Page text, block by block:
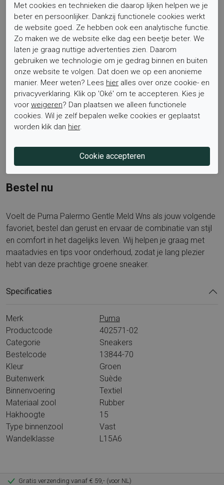
verwisselbaar, waardoor de binnenkant mooi aansluit en de
strakke look behouden blijft.
Wil je meer ontdekken van dit iconische sportieve merk,
bekijk dan de collectie op onzePumapagina. Zo vind je
eenvoudig bijpassende modellen en kleuren voor elk
seizoen.
Gerelateerde benamingen: Puma Palermo dames, groene
sneakers dames, suède sneakers groen, retro terrace
Meld women, Puma 402571 02.
Bestel nu
Voelt de Puma Palermo Gentle Meld Wns als jouw volgende
favoriet, bestel dan gerust en ervaar de combinatie van stijl
en comfort in het dagelijks leven. Wij helpen je graag met
maatadvies en tips voor onderhoud, zodat je lang plezier
hebt van deze prachtige groene sneaker.
Specificaties
Merk
Puma
Productcode
402571-02
Categorie
Sneakers
Bestelcode
13844-70
Kleur
Groen
Buitenwerk
Suède
Binnenvoering
Textiel
Materiaal zool
Rubber
Hakhoogte
15
Type binnenzool
Vast
Wandelklasse
L15A6
Gratis verzending vanaf € 59,- (voor NL)
Met cookies en technieken die daarop lijken helpen we je
beter en persoonlijker. Dankzij functionele cookies werkt
de website goed. Ze hebben ook een analytische functie.
Zo maken we de website elke dag een beetje beter. We
laten je graag nuttige advertenties zien. Daarom
gebruiken we technologie om je gedrag binnen en buiten
onze website te volgen. Dat doen we op een anonieme
manier. Meer weten? Lees hier alles over onze cookie- en
privacyverklaring. Klik op 'Oké' om te accepteren. Kies je
voor weigeren? Dan plaatsen we alleen functionele
cookies. Wil je zelf bepalen welke cookies er geplaatst
worden klik dan hier.